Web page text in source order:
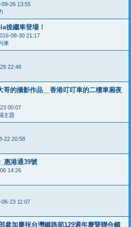
09-26 13:55
後繼車登場！
08-30 21:17
車
22:48
的攝影作品__香港叮叮車的二樓車廂夜
00:07
主題
22 20:58
惠港通39號
14:26
06-23 11:07
參加慶祝台灣鐵路節129週年慶暨聯合鐵